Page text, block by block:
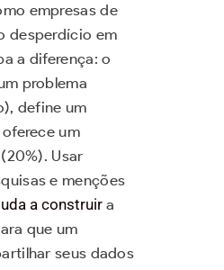
empresas de
desperdício em
a diferença: o
problema
define um
um
Usar
e menções
a construira
que um
seus dados